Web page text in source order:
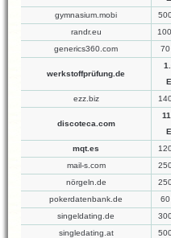
gymnasium.mobi
randr.eu
generics360.com
70
werkstoffprüfung.de
ezz.biz
discoteca.com
mqt.es
mail-s.com
nörgeln.de
pokerdatenbank.de
60
singeldating.de
singledating.at